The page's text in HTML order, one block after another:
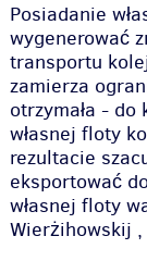
Posiadanie
wygenerować
transportu
zamierza
otrzymała -
własnej floty
rezultacie
eksportować
własnej floty
Wierżihowskij